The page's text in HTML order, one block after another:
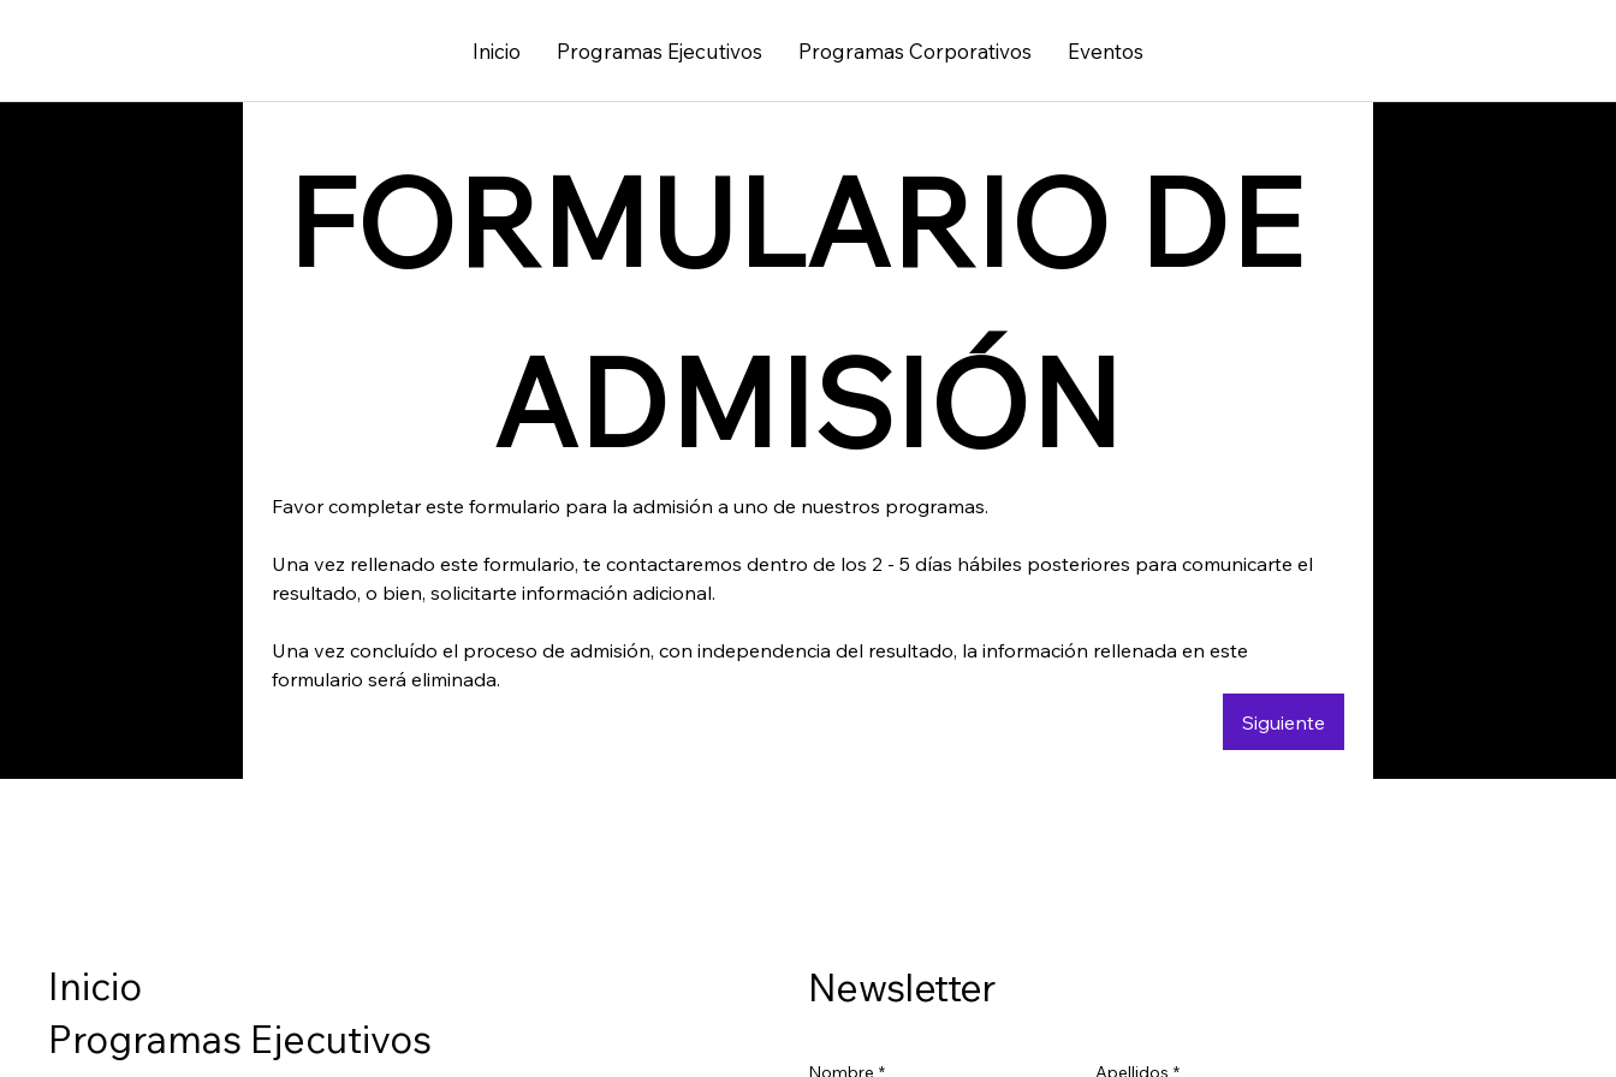
Inicio Programas Ejecutivos Programas Corporativos Eventos
FORMULARIO DE
ADMISIÓN
Una vez rellenado este formulario, te contactaremos dentro de los 2 - 5 días hábiles posteriores para comunicarte el
Una vez concluído el proceso de admisión, con independencia del resultado, la información rellenada en este
Siguiente
Inicio
Programas Ejecutivos
Newsletter